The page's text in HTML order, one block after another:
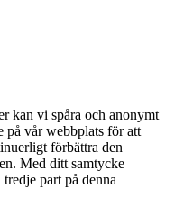
kan vi spåra och anonymt
på vår webbplats för att
förbättra den
Med ditt samtycke
part på denna